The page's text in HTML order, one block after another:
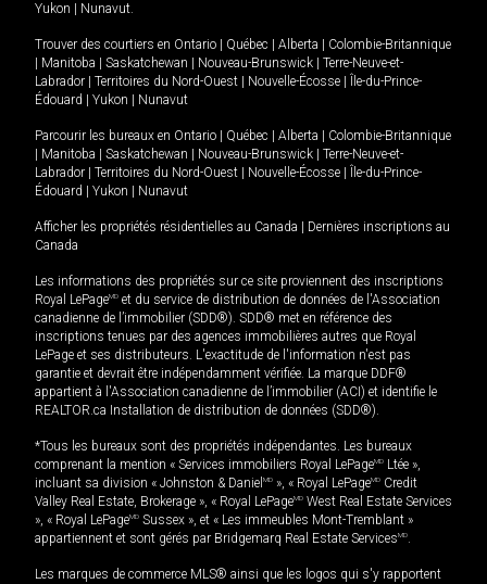
Yukon
Nunavut.
Trouver des courtiers en Ontario Québec Alberta
Colombie-Britannique
Manitoba Saskatchewan Nouveau-Brunswick
Terre-Neuve-et-
Labrador
Territoires du Nord-Ouest Nouvelle-Écosse
Île-du-Prince-
Édouard
Yukon Nunavut
Parcourir les bureaux en Ontario Québec Alberta
Colombie-Britannique
Manitoba Saskatchewan Nouveau-Brunswick
Terre-Neuve-et-
Labrador
Territoires du Nord-Ouest Nouvelle-Écosse
Île-du-Prince-
Édouard
Yukon Nunavut
Afficher les propriétés résidentielles au Canada
Dernières inscriptions au
Canada
Les informations des propriétés sur ce site proviennent des inscriptions
Royal LePageMD et du service de distribution de données de l'Association
canadienne de l’immobilier (SDD®). SDD® met en référence des
inscriptions tenues par des agences immobilières autres que Royal
LePage et ses distributeurs. L'exactitude de l'information n'est pas
garantie et devrait être indépendamment vérifiée. La marque DDF®
appartient à l'Association canadienne de l’immobilier (ACI) et identifie le
REALTOR.ca Installation de distribution de données (SDD®).
*Tous les bureaux sont des propriétés indépendantes. Les bureaux
comprenant la mention « Services immobiliers Royal LePageMD Ltée »,
incluant sa division « Johnston & Daniel MD », « Royal LePageMD Credit
Valley Real Estate, Brokerage », « Royal LePageMD West Real Estate Services
», « Royal LePageMD Sussex », et « Les immeubles Mont-Tremblant »
appartiennent et sont gérés par Bridgemarq Real Estate ServicesMD.
Les marques de commerce MLS® ainsi que les logos qui s'y rapportent